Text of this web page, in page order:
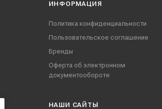
ИНФОРМАЦИЯ
Политика конфиденциальности
Пользовательское соглашение
Бренды
Оферта об электронном
документообороте
НАШИ CАЙТЫ